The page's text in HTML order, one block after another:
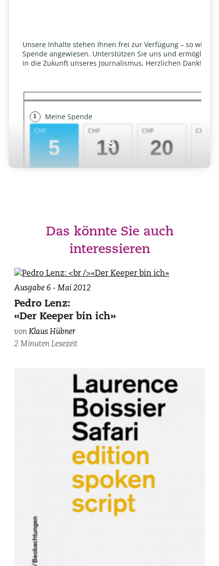
»
Das könnte Sie auch
interessieren
Ausgabe 6 - Mai 2012
Pedro Lenz:
«Der Keeper bin ich»
vonKlaus Hübner
2 Minuten Lesezeit